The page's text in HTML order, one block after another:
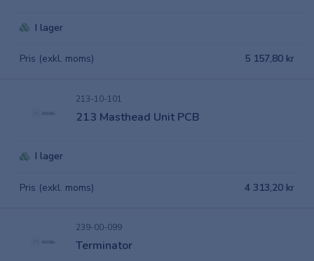
I lager
Pris (exkl. moms) 5 157,80 kr
213-10-101
213 Masthead Unit PCB
I lager
Pris (exkl. moms) 4 313,20 kr
239-00-099
Terminator